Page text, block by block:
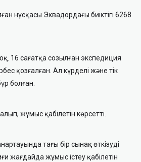
нұсқасы Эквадордағы биіктігі 6268
16 сағатқа созылған экспедиция
қозғалған. Ал күрделі және тік
болған.
жұмыс қабілетін көрсетті.
тағы бір сынақ өткізуді
жағдайда жұмыс істеу қабілетін